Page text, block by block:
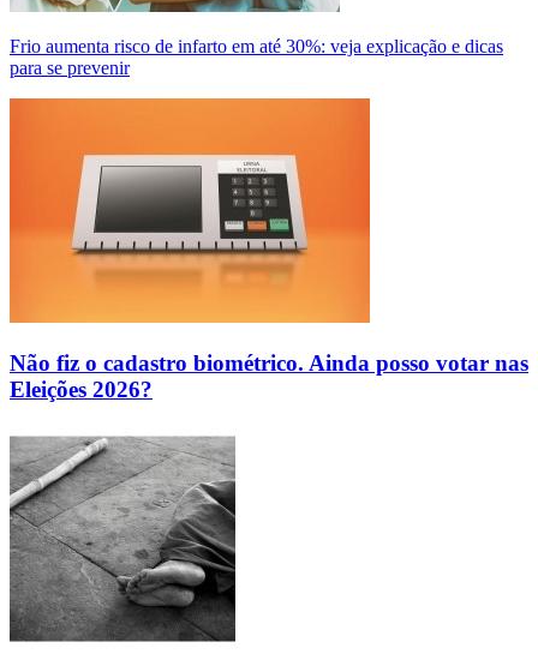
Frio aumenta risco de infarto em até 30%: veja explicação e dicas
para se prevenir
Não fiz o cadastro biométrico. Ainda posso votar nas
Eleições 2026?